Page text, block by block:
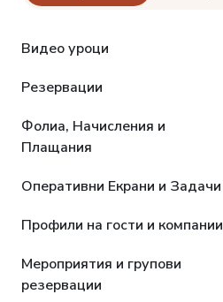
Видео уроци
Резервации
Фолиа, Начисления и
Плащания
Оперативни Екрани и Задачи
Профили на гости и компании
Мероприятия и групови
резервации